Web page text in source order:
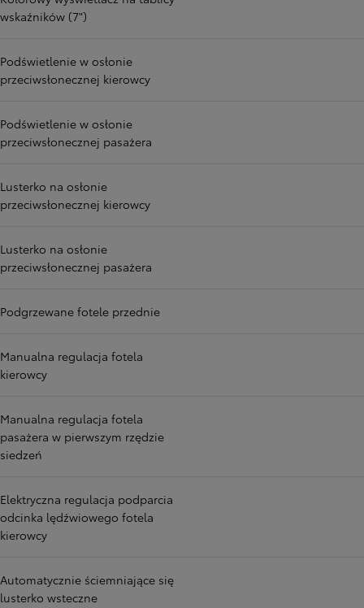
wskaźników (7")
Podświetlenie w osłonie
przeciwsłonecznej kierowcy
Podświetlenie w osłonie
przeciwsłonecznej pasażera
Lusterko na osłonie
przeciwsłonecznej kierowcy
Lusterko na osłonie
przeciwsłonecznej pasażera
Podgrzewane fotele przednie
Manualna regulacja fotela
kierowcy
Manualna regulacja fotela
pasażera w pierwszym rzędzie
siedzeń
Elektryczna regulacja podparcia
odcinka lędźwiowego fotela
kierowcy
Automatycznie ściemniające się
lusterko wsteczne